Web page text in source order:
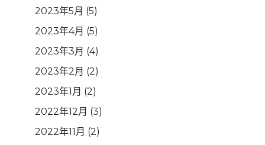
2023年5月 (5)
2023年4月 (5)
2023年3月 (4)
2023年2月 (2)
2023年1月 (2)
2022年12月 (3)
2022年11月 (2)